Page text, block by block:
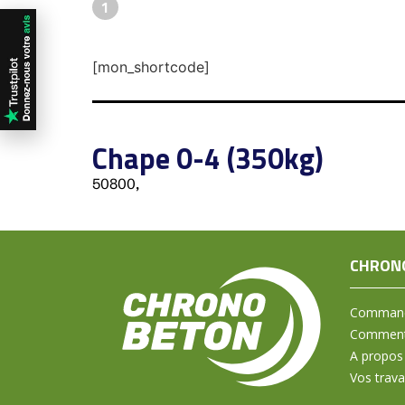
1
[mon_shortcode]
Chape 0-4 (350kg)
50800,
A propos
Vos